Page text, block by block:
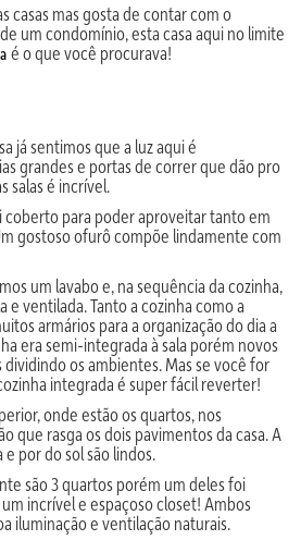
casas mas gosta de contar com o
um condomínio, esta casa aqui no limite
é o que você procurava!
já sentimos que a luz aqui é
grandes e portas de correr que dão pro
salas é incrível.
coberto para poder aproveitar tanto em
gostoso ofurô compõe lindamente com
um lavabo e, na sequência da cozinha,
e ventilada. Tanto a cozinha como a
armários para a organização do dia a
era semi-integrada à sala porém novos
os ambientes. Mas se você for
integrada é super fácil reverter!
onde estão os quartos, nos
que rasga os dois pavimentos da casa. A
por do sol são lindos.
são 3 quartos porém um deles foi
incrível e espaçoso closet! Ambos
iluminação e ventilação naturais.